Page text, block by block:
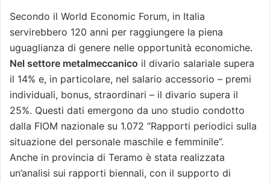
Secondo il World Economic Forum, in Italia
servirebbero 120 anni per raggiungere la piena
uguaglianza di genere nelle opportunità economiche.
Nel settore metalmeccanico il divario salariale supera
il 14% e, in particolare, nel salario accessorio – premi
individuali, bonus, straordinari – il divario supera il
25%. Questi dati emergono da uno studio condotto
dalla FIOM nazionale su 1.072 “Rapporti periodici sulla
situazione del personale maschile e femminile”.
Anche in provincia di Teramo è stata realizzata
un’analisi sui rapporti biennali, con il supporto di